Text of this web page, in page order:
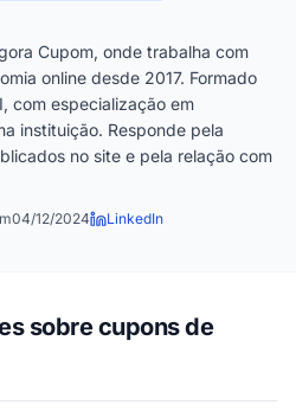
Cupom, onde trabalha com
online desde 2017. Formado
com especialização em
instituição. Responde pela
no site e pela relação com
04/12/2024 LinkedIn
sobre cupons de